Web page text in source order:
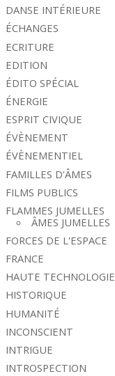
DANSE INTÉRIEURE
ÉCHANGES
ECRITURE
EDITION
ÉDITO SPÉCIAL
ÉNERGIE
ESPRIT CIVIQUE
ÉVÈNEMENT
ÉVÈNEMENTIEL
FAMILLES D'ÂMES
FILMS PUBLICS
FLAMMES JUMELLES
ÂMES JUMELLES
FORCES DE L'ESPACE
FRANCE
HAUTE TECHNOLOGIE
HISTORIQUE
HUMANITÉ
INCONSCIENT
INTRIGUE
INTROSPECTION